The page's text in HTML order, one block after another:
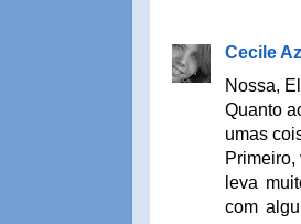
Cecile Az
Nossa,
Quanto
umas
leva
com